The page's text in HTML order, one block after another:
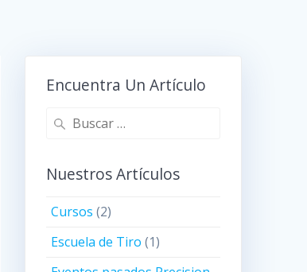
Encuentra Un Artículo
Buscar:
Nuestros Artículos
Cursos (2)
Escuela de Tiro (1)